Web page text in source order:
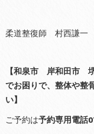
柔道整復師 村西謙一
【和泉市 岸和田市
でお困りで、整体や整
い】
ご予約は予約専用電話